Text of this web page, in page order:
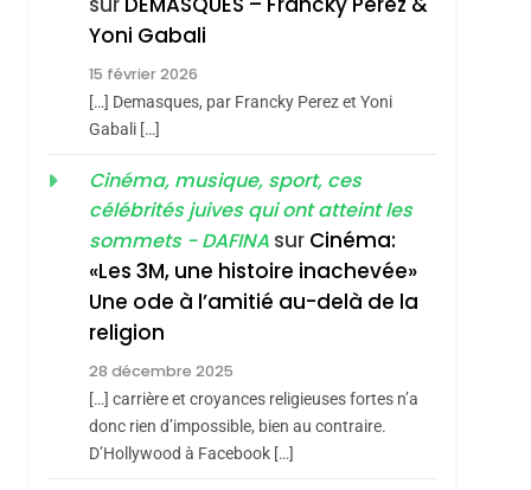
REVENDIQUE MA
JUDAÏTE Par Thérèse
Zrihen-Dvir
7
CE QUI NOUS
Hadida
Maroc : Les Amandes
De Tafraout, Le Miel
De Tadla Azilal
Consacrés Produits
DAFINA MAROC
Yoni Gabali
15 février 2026
[…] Demasques, par Francky Perez et Yoni
Gabali […]
Cinéma, musique, sport, ces
célébrités juives qui ont atteint les
sommets - DAFINA sur Cinéma:
«Les 3M, une histoire inachevée»
Une ode à l’amitié au-delà de la
religion
28 décembre 2025
[…] carrière et croyances religieuses fortes n’a
donc rien d’impossible, bien au contraire.
D’Hollywood à Facebook […]
Zrihen-